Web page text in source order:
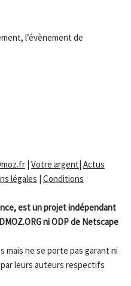
l’évènement de
| Votre argent| Actus
légales | Conditions
est un projet indépendant
ni ODP de Netscape
mais ne se porte pas garant ni
leurs auteurs respectifs